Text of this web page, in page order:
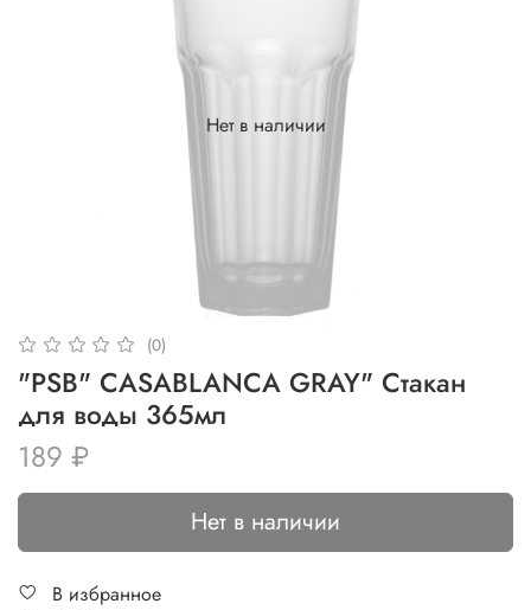
Нет в наличии
(0)
"PSB" CASABLANCA GRAY" Стакан
для воды 365мл
189 ₽
Нет в наличии
В избранное